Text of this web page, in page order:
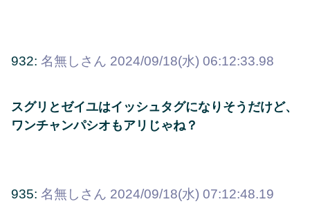
932: 名無しさん 2024/09/18(水) 06:12:33.98
スグリとゼイユはイッシュタグになりそうだけど、
ワンチャンパシオもアリじゃね？
935: 名無しさん 2024/09/18(水) 07:12:48.19